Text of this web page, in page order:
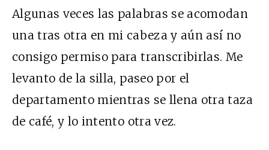
Algunas veces las palabras se acomodan
una tras otra en mi cabeza y aún así no
consigo permiso para transcribirlas. Me
levanto de la silla, paseo por el
departamento mientras se llena otra taza
de café, y lo intento otra vez.